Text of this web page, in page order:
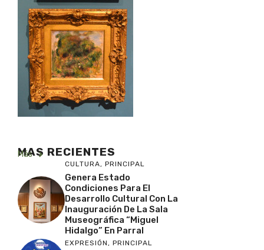
MAS RECIENTES
Más
CULTURA, PRINCIPAL
Genera Estado
Condiciones Para El
Desarrollo Cultural Con La
Inauguración De La Sala
Museográfica “Miguel
Hidalgo” En Parral
EXPRESIÓN , PRINCIPAL